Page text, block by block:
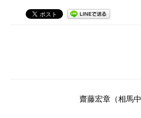
齋藤宏章（相馬